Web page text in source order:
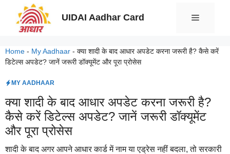
UIDAI Aadhar Card Menu
Home - My Aadhaar - क्या शादी के बाद आधार अपडेट करना जरूरी है? कैसे करें
डिटेल्स अपडेट? जानें जरूरी डॉक्यूमेंट और पूरा प्रोसेस
MY AADHAAR
क्या शादी के बाद आधार अपडेट करना जरूरी है?
कैसे करें डिटेल्स अपडेट? जानें जरूरी डॉक्यूमेंट
और पूरा प्रोसेस
शादी के बाद अगर आपने आधार कार्ड में नाम या एड्रेस नहीं बदला, तो सरकारी